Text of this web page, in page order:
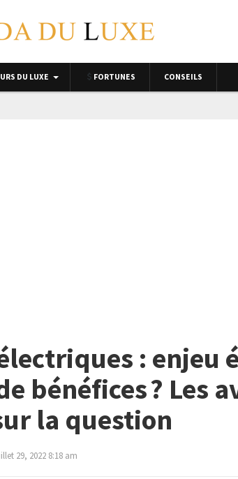
DU LUXE FORTUNES CONSEILS
: enjeu
bénéfices ? Les
la question
29, 2022 8:18 am